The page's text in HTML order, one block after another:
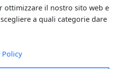
ottimizzare il nostro sito web e
a quali categorie dare
Policy
Wiko View3 e